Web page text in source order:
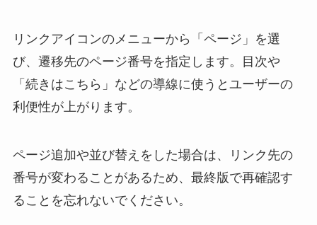
リンクアイコンのメニューから「ページ」を選
び、遷移先のページ番号を指定します。目次や
「続きはこちら」などの導線に使うとユーザーの
利便性が上がります。
ページ追加や並び替えをした場合は、リンク先の
番号が変わることがあるため、最終版で再確認す
ることを忘れないでください。